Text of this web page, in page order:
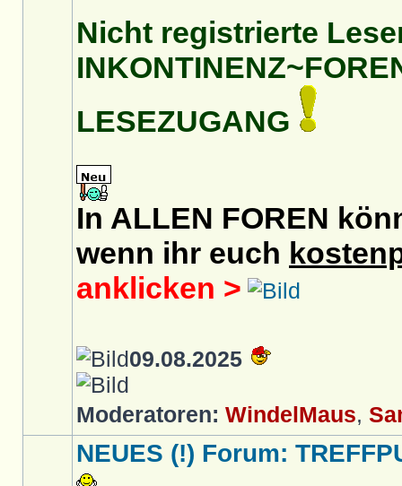
Nicht registrierte
LESEZUGANG
In ALLEN FOREN
wenn ihr euch
anklicken >
09.08.2025
Moderatoren: WindelMaus,
NEUES (!) Forum: